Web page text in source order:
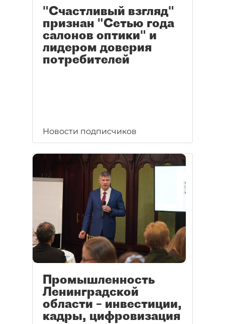
"Счастливый взгляд"
признан "Сетью года
салонов оптики" и
лидером доверия
потребителей
Новости подписчиков
Промышленность
Ленинградской
области – инвестиции,
кадры, цифровизация